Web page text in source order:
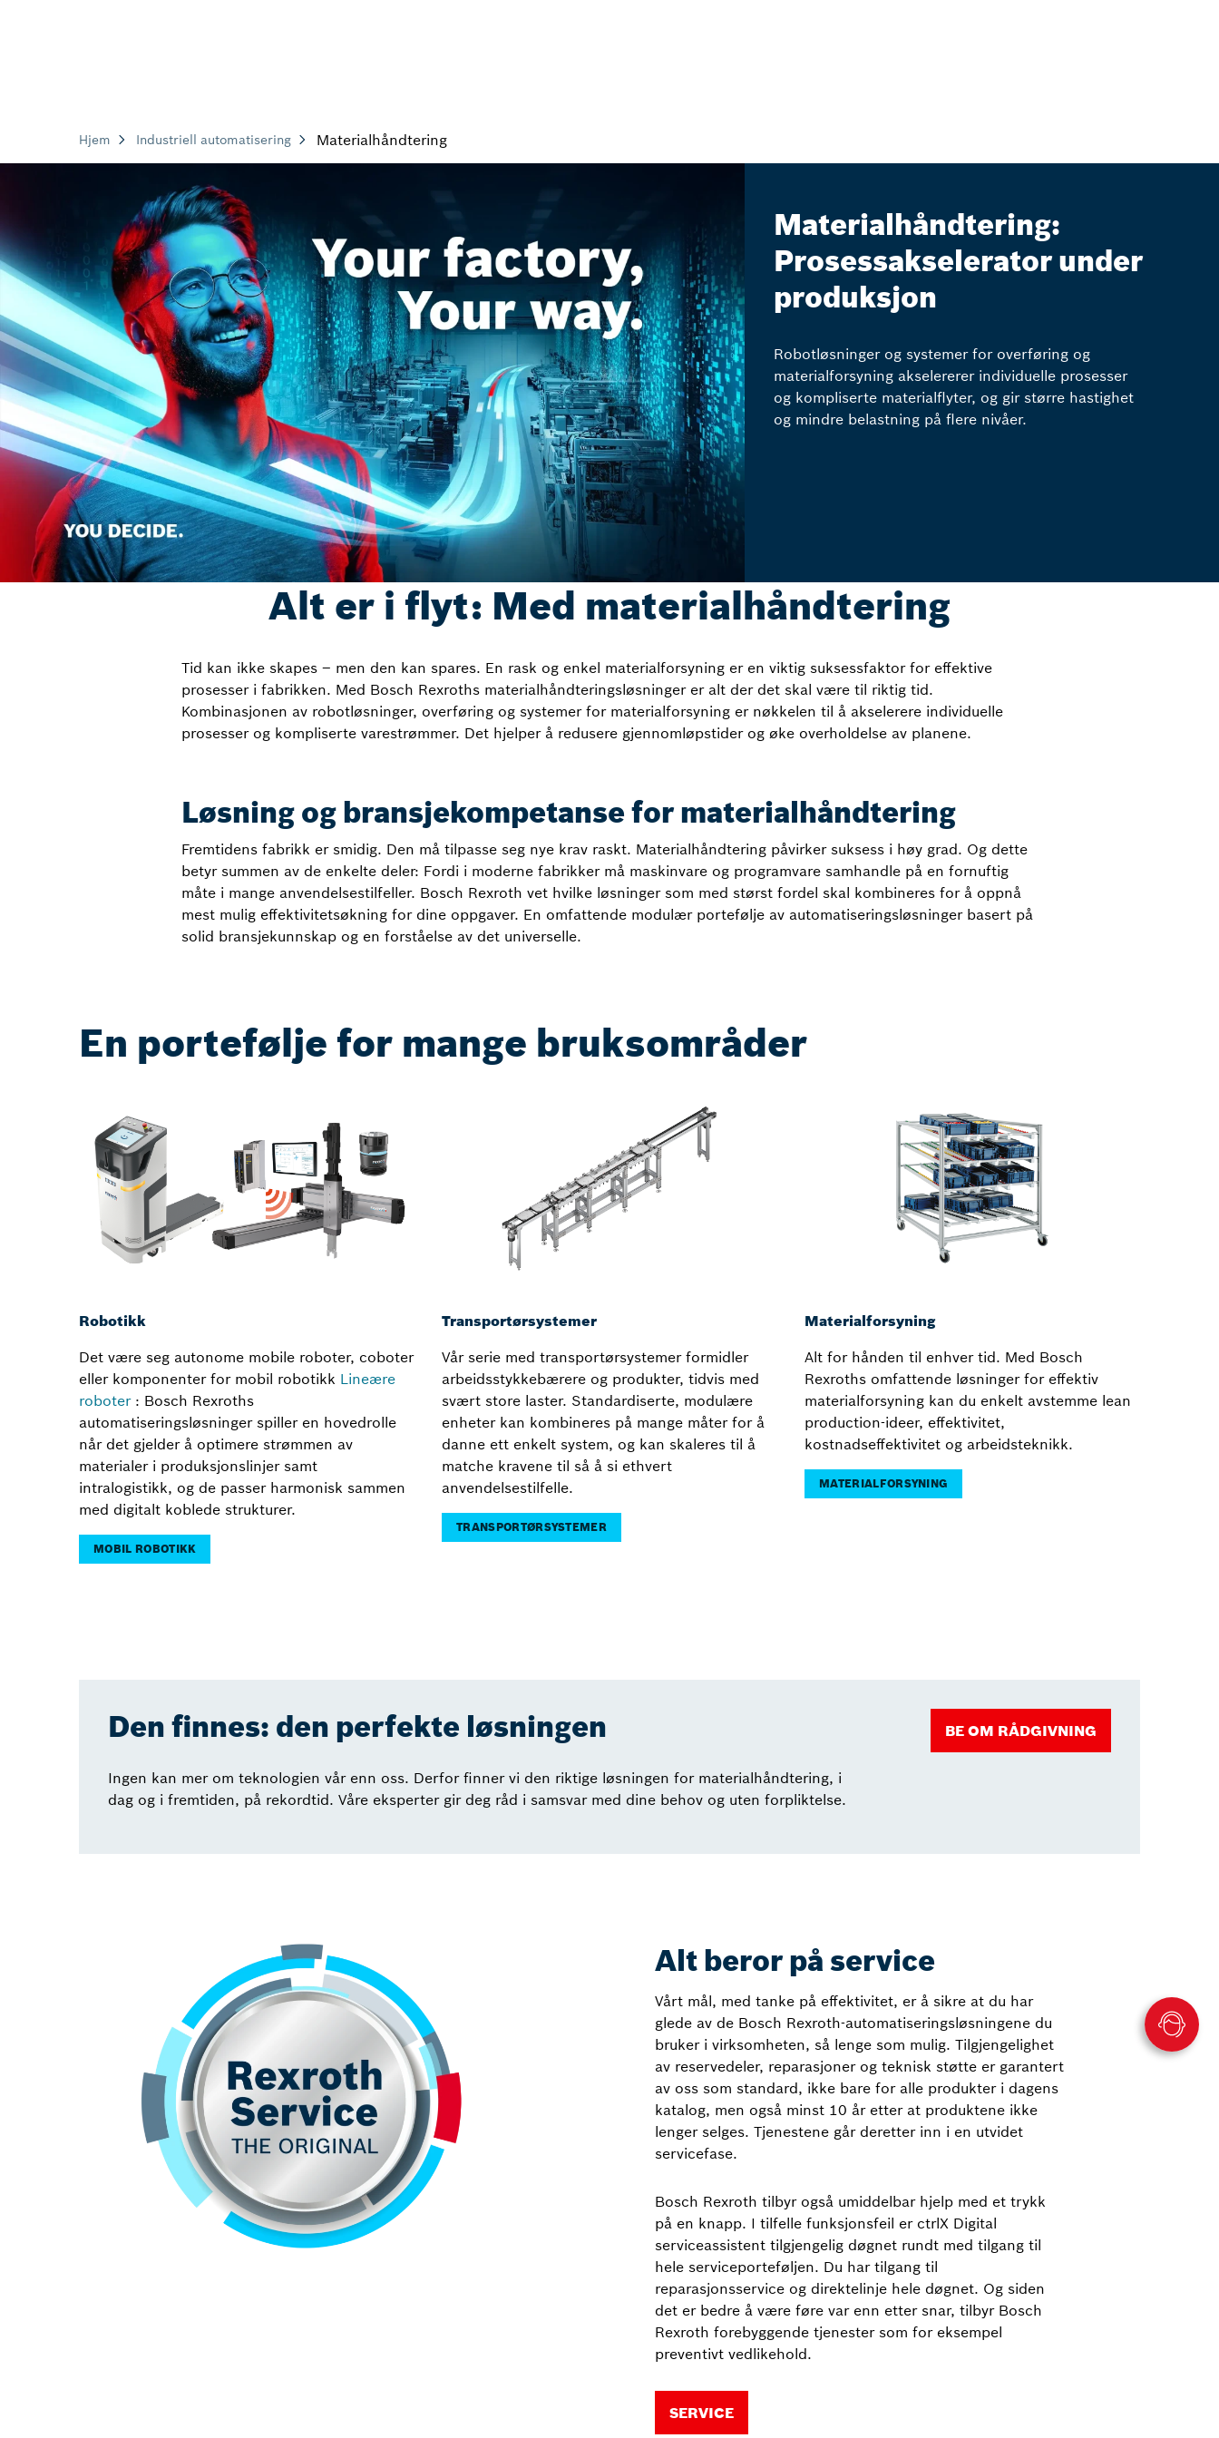
Hjem Industriell automatisering Materialhåndtering
Materialhåndtering:
Prosessakselerator under
produksjon
Robotløsninger og systemer for overføring og
materialforsyning akselererer individuelle prosesser
og kompliserte materialflyter, og gir større hastighet
og mindre belastning på flere nivåer.
Alt er i flyt: Med materialhåndtering
Tid kan ikke skapes – men den kan spares. En rask og enkel materialforsyning er en viktig suksessfaktor for effektive
prosesser i fabrikken. Med Bosch Rexroths materialhåndteringsløsninger er alt der det skal være til riktig tid.
Kombinasjonen av robotløsninger, overføring og systemer for materialforsyning er nøkkelen til å akselerere individuelle
prosesser og kompliserte varestrømmer. Det hjelper å redusere gjennomløpstider og øke overholdelse av planene.
Løsning og bransjekompetanse for materialhåndtering
Fremtidens fabrikk er smidig. Den må tilpasse seg nye krav raskt. Materialhåndtering påvirker suksess i høy grad. Og dette
betyr summen av de enkelte deler: Fordi i moderne fabrikker må maskinvare og programvare samhandle på en fornuftig
måte i mange anvendelsestilfeller. Bosch Rexroth vet hvilke løsninger som med størst fordel skal kombineres for å oppnå
mest mulig effektivitetsøkning for dine oppgaver. En omfattende modulær portefølje av automatiseringsløsninger basert på
solid bransjekunnskap og en forståelse av det universelle.
En portefølje for mange bruksområder
Robotikk
Det være seg autonome mobile roboter, coboter
eller komponenter for mobil robotikk Lineære
roboter: Bosch Rexroths
automatiseringsløsninger spiller en hovedrolle
når det gjelder å optimere strømmen av
materialer i produksjonslinjer samt
intralogistikk, og de passer harmonisk sammen
med digitalt koblede strukturer.
MOBIL ROBOTIKK
Transportørsystemer
Vår serie med transportørsystemer formidler
arbeidsstykkebærere og produkter, tidvis med
svært store laster. Standardiserte, modulære
enheter kan kombineres på mange måter for å
danne ett enkelt system, og kan skaleres til å
matche kravene til så å si ethvert
anvendelsestilfelle.
TRANSPORTØRSYSTEMER
Materialforsyning
Alt for hånden til enhver tid. Med Bosch
Rexroths omfattende løsninger for effektiv
materialforsyning kan du enkelt avstemme lean
production-ideer, effektivitet,
kostnadseffektivitet og arbeidsteknikk.
MATERIALFORSYNING
Den finnes: den perfekte løsningen
Ingen kan mer om teknologien vår enn oss. Derfor finner vi den riktige løsningen for materialhåndtering, i
dag og i fremtiden, på rekordtid. Våre eksperter gir deg råd i samsvar med dine behov og uten forpliktelse.
BE OM RÅDGIVNING
Alt beror på service
Vårt mål, med tanke på effektivitet, er å sikre at du har
glede av de Bosch Rexroth-automatiseringsløsningene du
bruker i virksomheten, så lenge som mulig. Tilgjengelighet
av reservedeler, reparasjoner og teknisk støtte er garantert
av oss som standard, ikke bare for alle produkter i dagens
katalog, men også minst 10 år etter at produktene ikke
lenger selges. Tjenestene går deretter inn i en utvidet
servicefase.
Bosch Rexroth tilbyr også umiddelbar hjelp med et trykk
på en knapp. I tilfelle funksjonsfeil er ctrlX Digital
serviceassistent tilgjengelig døgnet rundt med tilgang til
hele serviceporteføljen. Du har tilgang til
reparasjonsservice og direktelinje hele døgnet. Og siden
det er bedre å være føre var enn etter snar, tilbyr Bosch
Rexroth forebyggende tjenester som for eksempel
preventivt vedlikehold.
SERVICE